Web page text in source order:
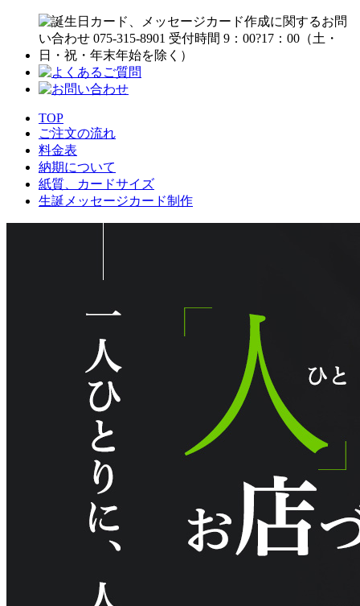
TOP
ご注文の流れ
料金表
納期について
紙質、カードサイズ
生誕メッセージカード制作